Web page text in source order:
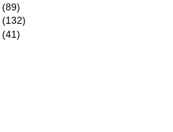
(89)
(132)
(41)